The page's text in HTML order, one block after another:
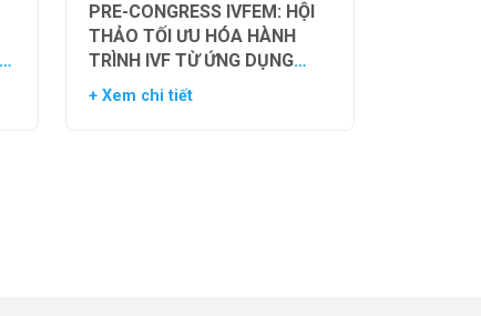
PRE-CONGRESS IVFEM: HỘI
THẢO TỐI ƯU HÓA HÀNH
TRÌNH IVF TỪ ỨNG DỤNG
HIỆN TẠI ĐẾN XU HƯỚNG
+ Xem chi tiết